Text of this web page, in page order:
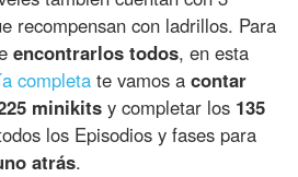
recompensan con ladrillos. Para
encontrarlos todos, en esta
completa te vamos acontar
minikits y completar los 135
los Episodios y fases para
atrás.